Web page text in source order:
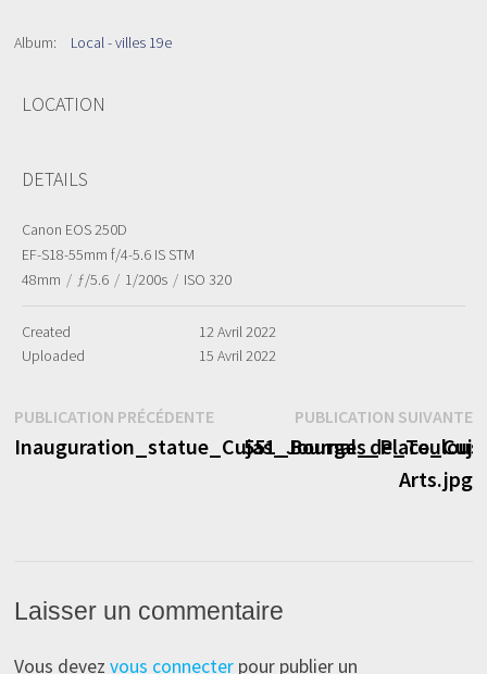
Album: Local - villes 19e
LOCATION
DETAILS
Canon EOS 250D
EF-S18-55mm f/4-5.6 IS STM
48mm / ƒ/5.6 / 1/200s / ISO 320
Created
12 Avril 2022
Uploaded
15 Avril 2022
Navigation
de
PUBLICATION PRÉCÉDENTEPublication
précédente :
PUBLICATION SUIVANTE
Arts.jpg
Laisser un commentaire
Vous devez vous connecterpour publier un